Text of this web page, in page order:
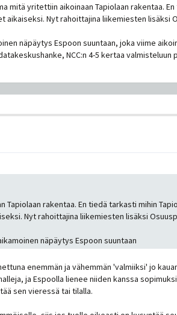
mitä yritettiin aikoinaan Tapiolaan rakentaa.
Nyt rahoittajina liikemiesten lisäksi
näpäytys Espoon suuntaan, joka viime
NCC:n 4-5 kertaa
Tapiolaan rakentaa. En tiedä tarkasti mihin
Nyt rahoittajina liikemiesten lisäksi
näpäytys Espoon suuntaan
enemmän ja vähemmän 'valmiiksi' jo
ja Espoolla lienee niiden kanssa
sen vieressä tai tilalla.